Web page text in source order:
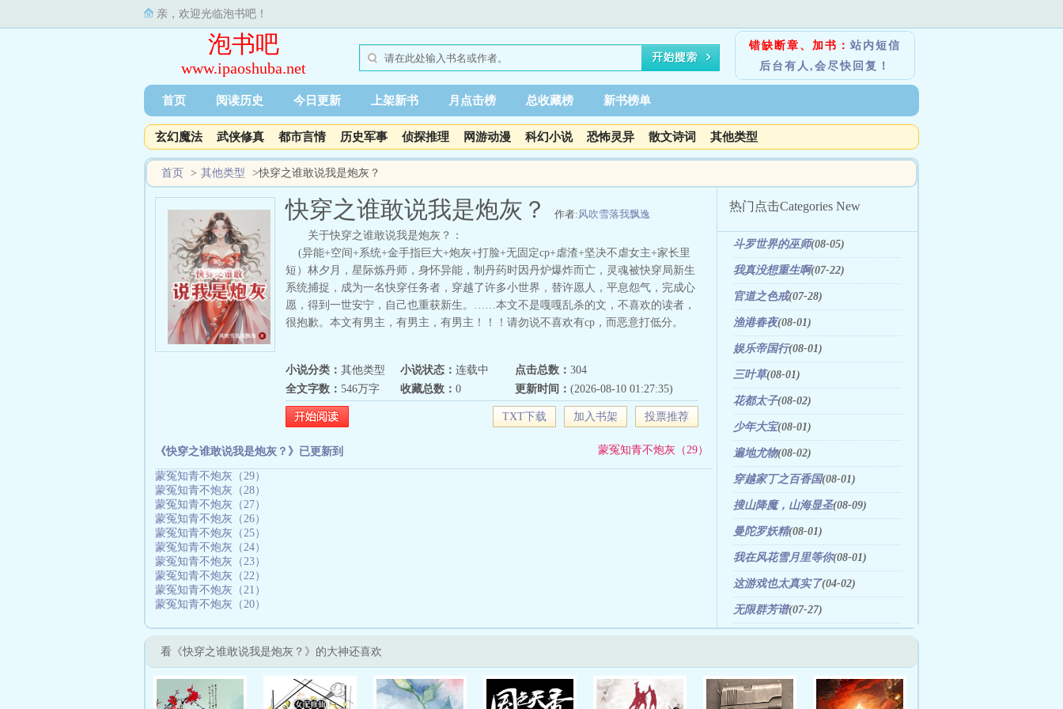
亲，欢迎光临泡书吧！
泡书吧
www.ipaoshuba.net
错缺断章、加书： 站内短信
后台有人,会尽快回复！
首页 阅读历史 今日更新 上架新书 月点击榜 总收藏榜 新书榜单
玄幻魔法 武侠修真 都市言情 历史军事 侦探推理 网游动漫 科幻小说 恐怖灵异 散文诗词 其他类型
首页 > 其他类型 >快穿之谁敢说我是炮灰？
快穿之谁敢说我是炮灰？ 作者:风吹雪落我飘逸
关于快穿之谁敢说我是炮灰？：
(异能+空间+系统+金手指巨大+炮灰+打脸+无固定cp+虐渣+坚决不虐女主+家长里
短）林夕月，星际炼丹师，身怀异能，制丹药时因丹炉爆炸而亡，灵魂被快穿局新生
系统捕捉，成为一名快穿任务者，穿越了许多小世界，替许愿人，平息怨气，完成心
愿，得到一世安宁，自己也重获新生。……本文不是嘎嘎乱杀的文，不喜欢的读者，
很抱歉。本文有男主，有男主，有男主！！！请勿说不喜欢有cp，而恶意打低分。
小说分类： 其他类型 小说状态： 连载中 点击总数： 304
全文字数： 546万字 收藏总数： 0 更新时间： (2026-08-10 01:27:35)
TXT下载 加入书架 投票推荐
《快穿之谁敢说我是炮灰？》已更新到 蒙冤知青不炮灰（29）
蒙冤知青不炮灰（29）
蒙冤知青不炮灰（28）
蒙冤知青不炮灰（27）
蒙冤知青不炮灰（26）
蒙冤知青不炮灰（25）
蒙冤知青不炮灰（24）
蒙冤知青不炮灰（23）
蒙冤知青不炮灰（22）
蒙冤知青不炮灰（21）
蒙冤知青不炮灰（20）
热门点击Categories New
斗罗世界的巫师(08-05)
我真没想重生啊(07-22)
官道之色戒(07-28)
渔港春夜(08-01)
娱乐帝国行(08-01)
三叶草(08-01)
花都太子(08-02)
少年大宝(08-01)
遍地尤物(08-02)
穿越家丁之百香国(08-01)
搜山降魔，山海显圣(08-09)
曼陀罗妖精(08-01)
我在风花雪月里等你(08-01)
这游戏也太真实了(04-02)
无限群芳谱(07-27)
看《快穿之谁敢说我是炮灰？》的大神还喜欢